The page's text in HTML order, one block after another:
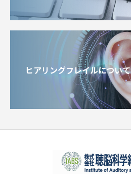
ヒアリングフレイルについて